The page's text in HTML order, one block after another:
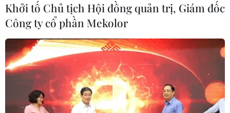
Khởi tố Chủ tịch Hội đồng quản trị, Giám đốc
Công ty cổ phần Mekolor